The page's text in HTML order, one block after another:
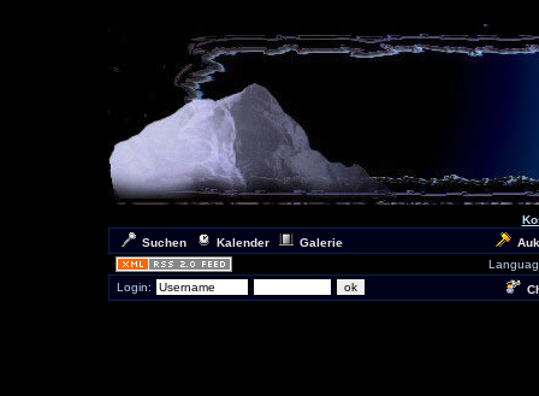
Suchen
Kalender Galerie
Login: